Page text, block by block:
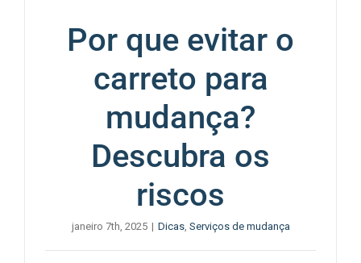
Por que evitar o
carreto para
mudança?
Descubra os
riscos
janeiro 7th, 2025 | Dicas, Serviços de mudança